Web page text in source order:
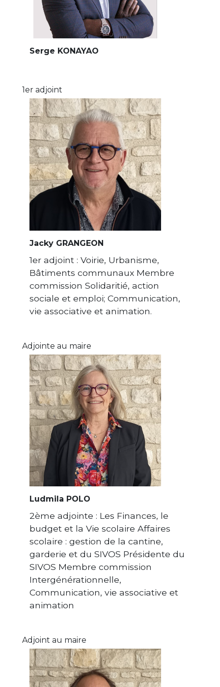
Serge KONAYAO
1er adjoint
Jacky GRANGEON
1er adjoint : Voirie, Urbanisme,
Bâtiments communaux Membre
commission Solidaritié, action
sociale et emploi; Communication,
vie associative et animation.
Adjointe au maire
Ludmila POLO
2ème adjointe : Les Finances, le
budget et la Vie scolaire Affaires
scolaire : gestion de la cantine,
garderie et du SIVOS Présidente du
SIVOS Membre commission
Intergénérationnelle,
Communication, vie associative et
animation
Adjoint au maire